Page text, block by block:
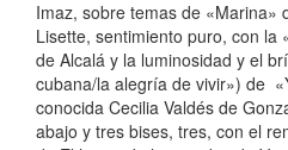
Imaz, sobre temas de «Marina»
Lisette, sentimiento puro, con la
de Alcalá y la luminosidad y el
cubana/la alegría de vivir») de
conocida Cecilia Valdés de
abajo y tres bises, tres, con el